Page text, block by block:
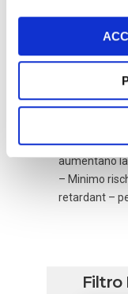
– La
rimangono
sistemi di
–
sintetico al
garantiscono
aumentano
– Minimo
retardant –
Filtro